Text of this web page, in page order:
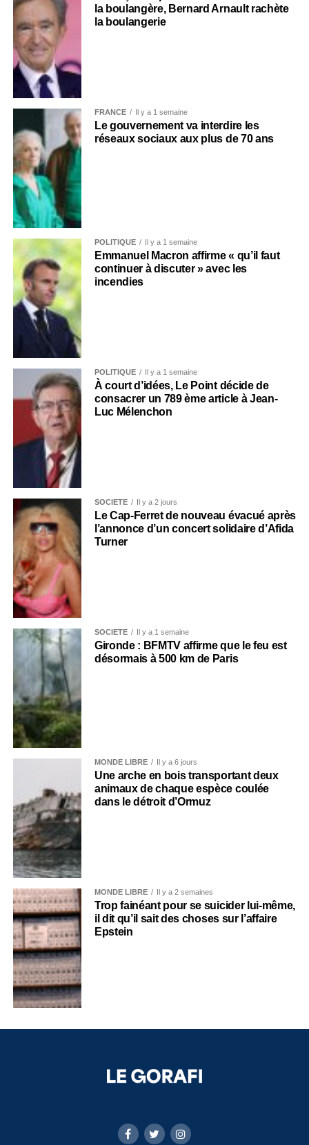
la boulangère, Bernard Arnault rachète
la boulangerie
FRANCE Il y a 1 semaine
Le gouvernement va interdire les
réseaux sociaux aux plus de 70 ans
POLITIQUE Il y a 1 semaine
Emmanuel Macron affirme « qu’il faut
continuer à discuter » avec les
incendies
POLITIQUE Il y a 1 semaine
À court d’idées, Le Point décide de
consacrer un 789 ème article à Jean-
Luc Mélenchon
SOCIÉTÉ Il y a 2 jours
Le Cap-Ferret de nouveau évacué après
l’annonce d’un concert solidaire d’Afida
Turner
SOCIÉTÉ Il y a 1 semaine
Gironde : BFMTV affirme que le feu est
désormais à 500 km de Paris
MONDE LIBRE Il y a 6 jours
Une arche en bois transportant deux
animaux de chaque espèce coulée
dans le détroit d’Ormuz
MONDE LIBRE Il y a 2 semaines
Trop fainéant pour se suicider lui-même,
il dit qu’il sait des choses sur l’affaire
Epstein